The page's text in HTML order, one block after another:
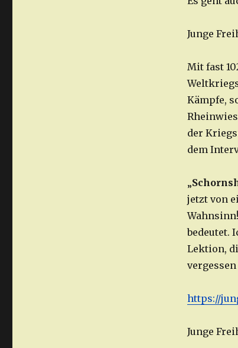
Junge
Mit fast
Kämpfe,
der
dem
„
jetzt von
bedeutet.
Lektion,
https://
Junge